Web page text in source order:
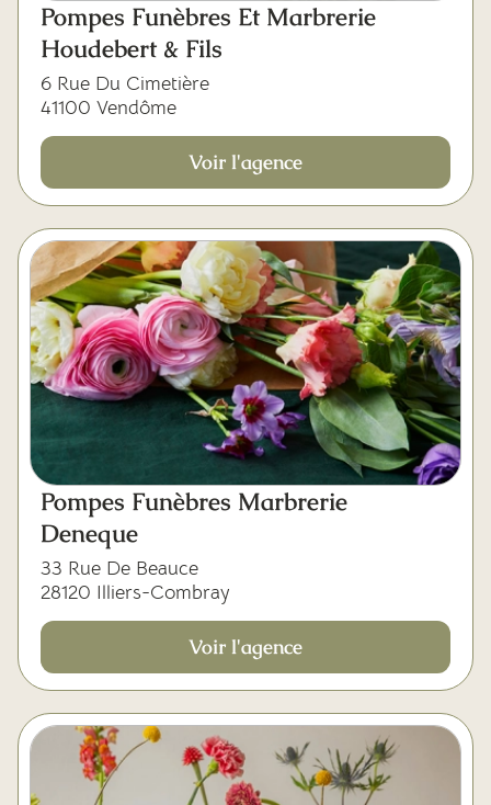
Pompes Funèbres Et Marbrerie
Houdebert & Fils
6 Rue Du Cimetière
41100 Vendôme
Voir l'agence
Pompes Funèbres Marbrerie
Deneque
33 Rue De Beauce
28120 Illiers-Combray
Voir l'agence